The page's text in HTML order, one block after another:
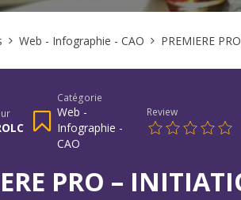
Web - Infographie - CAO PREMIERE
Catégorie
Web -
Infographie -
CAO
Review
PRO –